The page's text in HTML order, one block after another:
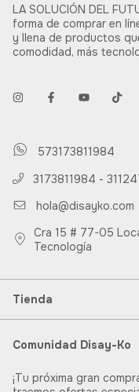
LA SOLUCIÓN DEL
forma de comprar en
y llena de productos
comodidad, más
573173811984
3173811984 -
hola@disayko.com
Cra 15 # 77-05
Tecnología
Tienda
Comunidad Disay-Ko
¡Tu próxima gran